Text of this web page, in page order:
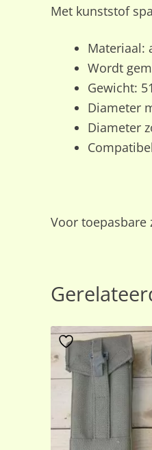
Met kunststof
Materiaal:
Wordt
Gewicht:
Diameter
Diameter
Voor toepasbare